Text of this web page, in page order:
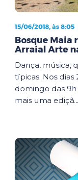
15/06/2018, às 8:05
Bosque Maia
Arraial Arte
Dança, música,
típicas. Nos dias
domingo das 9h
mais uma ediçã...